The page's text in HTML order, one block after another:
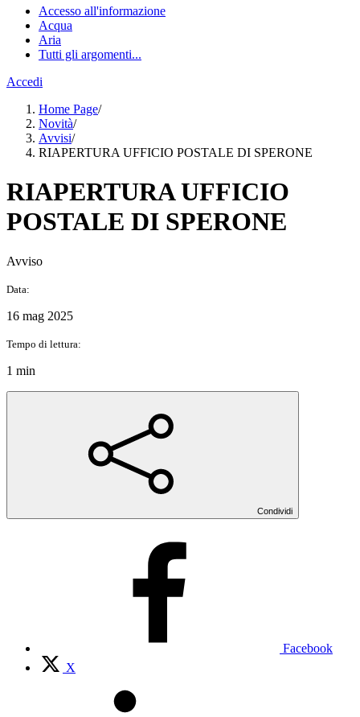
Accesso all'informazione
Acqua
Aria
Tutti gli argomenti...
Accedi
Home Page/
Novità/
Avvisi/
RIAPERTURA UFFICIO POSTALE DI SPERONE
RIAPERTURA UFFICIO
POSTALE DI SPERONE
Avviso
Data:
16 mag 2025
Tempo di lettura:
1 min
Condividi
Facebook
X